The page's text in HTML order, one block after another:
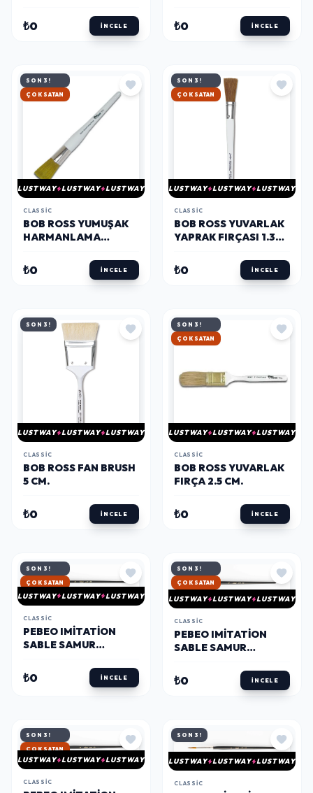
₺0 İNCELE ₺0 İNCELE
SON 3!
HIZLI KARGO
LUSTWAY LUSTWAY LUSTWAY
CLASSIC
BOB ROSS YUMUŞAK
HARMANLAMA
₺0 İNCELE
SON 3!
HIZLI KARGO
LUSTWAY LUSTWAY LUSTWAY
CLASSIC
BOB ROSS YUVARLAK
YAPRAK FIRÇASI 1.3
₺0 İNCELE
SON 3!
LUSTWAY LUSTWAY LUSTWAY
CLASSIC
BOB ROSS FAN BRUSH
5 CM.
₺0 İNCELE
SON 3!
HIZLI KARGO
LUSTWAY LUSTWAY LUSTWAY
CLASSIC
BOB ROSS YUVARLAK
FIRÇA 2.5 CM.
₺0 İNCELE
SON 3!
HIZLI KARGO
LUSTWAY LUSTWAY LUSTWAY
CLASSIC
PEBEO IMITATION
SABLE SAMUR
FIRÇA NO: 3
₺0 İNCELE
SON 3!
HIZLI KARGO
LUSTWAY LUSTWAY LUSTWAY
CLASSIC
PEBEO IMITATION
SABLE SAMUR
FIRÇA NO: 4
₺0 İNCELE
SON 3!
HIZLI KARGO
LUSTWAY LUSTWAY LUSTWAY
CLASSIC
SON 3!
LUSTWAY LUSTWAY LUSTWAY
CLASSIC